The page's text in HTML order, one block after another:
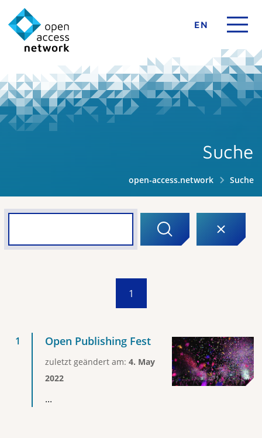
EN
Suche
open-access.network Suche
1
Open Publishing Fest
zuletzt geändert am: 4. May
2022
...